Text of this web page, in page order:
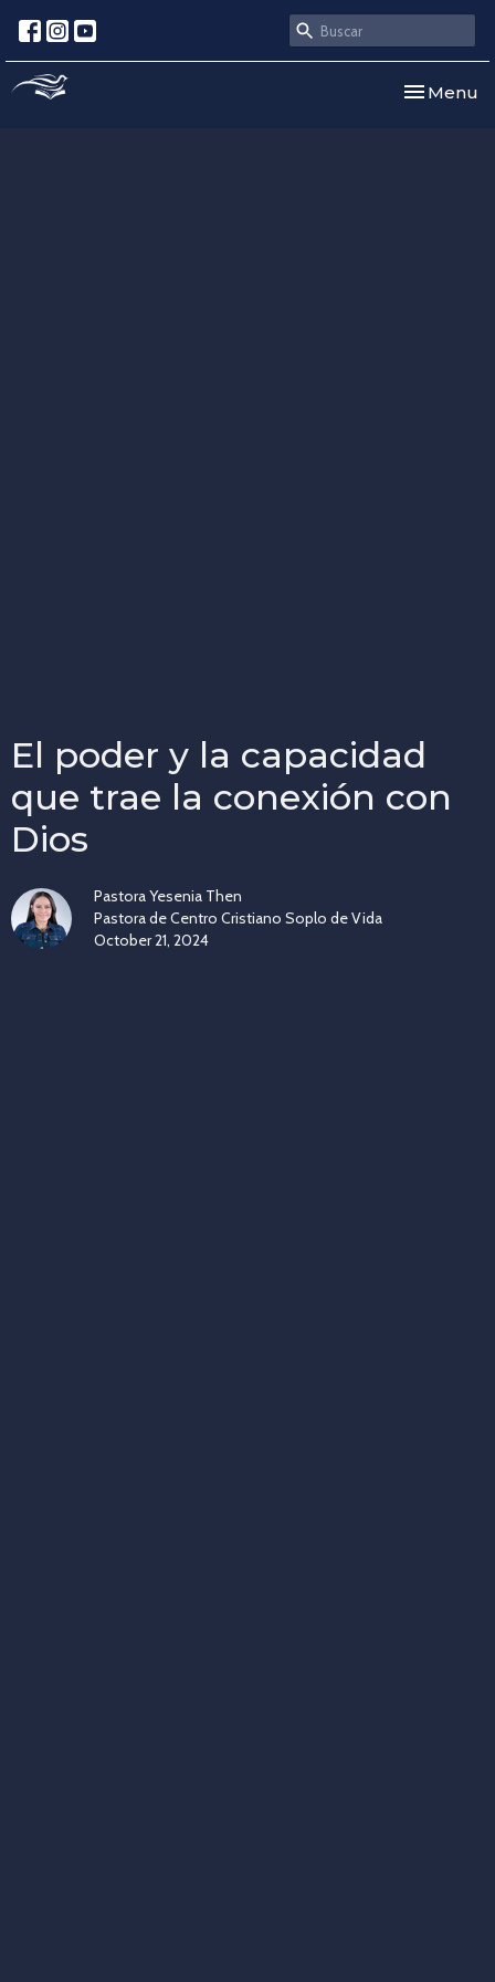
Toggle
Menu
El poder y la capacidad
que trae la conexión con
Dios
Pastora Yesenia Then
Pastora de Centro Cristiano Soplo de Vida
October 21, 2024